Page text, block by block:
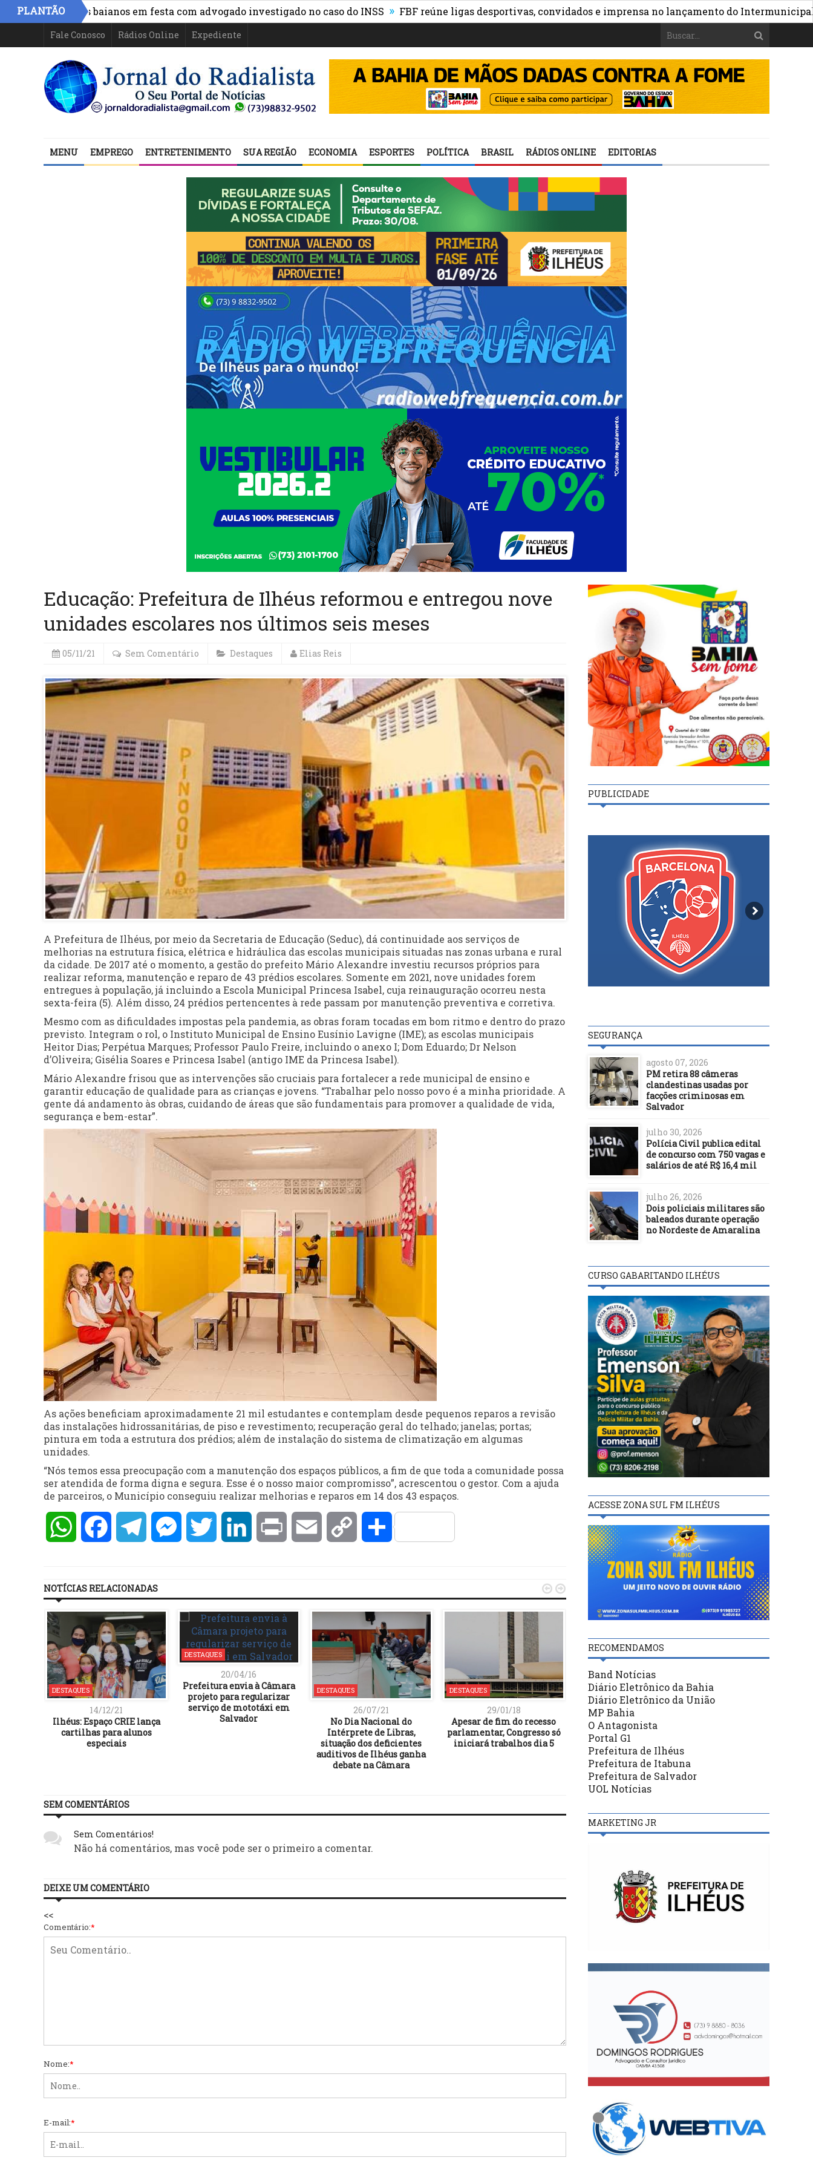
PLANTÃO
políticos baianos em festa com advogado investigado no caso do INSS » FBF reúne ligas desportivas, convidados e imprensa no lançamento do Intermunicipal 2026 »
Fale Conosco Rádios Online Expediente
MENU EMPREGO ENTRETENIMENTO SUA REGIÃO ECONOMIA ESPORTES POLÍTICA BRASIL RÁDIOS ONLINE EDITORIAS
Educação: Prefeitura de Ilhéus reformou e entregou nove
unidades escolares nos últimos seis meses
05/11/21 Sem Comentário Destaques Elias Reis
A Prefeitura de Ilhéus, por meio da Secretaria de Educação (Seduc), dá continuidade aos serviços de
melhorias na estrutura física, elétrica e hidráulica das escolas municipais situadas nas zonas urbana e rural
da cidade. De 2017 até o momento, a gestão do prefeito Mário Alexandre investiu recursos próprios para
realizar reforma, manutenção e reparo de 43 prédios escolares. Somente em 2021, nove unidades forem
entregues à população, já incluindo a Escola Municipal Princesa Isabel, cuja reinauguração ocorreu nesta
sexta-feira (5). Além disso, 24 prédios pertencentes à rede passam por manutenção preventiva e corretiva.
Mesmo com as dificuldades impostas pela pandemia, as obras foram tocadas em bom ritmo e dentro do prazo
previsto. Integram o rol, o Instituto Municipal de Ensino Eusínio Lavigne (IME); as escolas municipais
Heitor Dias; Perpétua Marques; Professor Paulo Freire, incluindo o anexo I; Dom Eduardo; Dr Nelson
d’Oliveira; Gisélia Soares e Princesa Isabel (antigo IME da Princesa Isabel).
Mário Alexandre frisou que as intervenções são cruciais para fortalecer a rede municipal de ensino e
garantir educação de qualidade para as crianças e jovens. “Trabalhar pelo nosso povo é a minha prioridade. A
gente dá andamento às obras, cuidando de áreas que são fundamentais para promover a qualidade de vida,
segurança e bem-estar”.
As ações beneficiam aproximadamente 21 mil estudantes e contemplam desde pequenos reparos a revisão
das instalações hidrossanitárias, de piso e revestimento; recuperação geral do telhado; janelas; portas;
pintura em toda a estrutura dos prédios; além de instalação do sistema de climatização em algumas
unidades.
“Nós temos essa preocupação com a manutenção dos espaços públicos, a fim de que toda a comunidade possa
ser atendida de forma digna e segura. Esse é o nosso maior compromisso”, acrescentou o gestor. Com a ajuda
de parceiros, o Município conseguiu realizar melhorias e reparos em 14 dos 43 espaços.
WhatsAppFacebookTelegramMessengerTwitter LinkedInPrint Email Copy Compartilhar
NOTÍCIAS RELACIONADAS
DESTAQUES
14/12/21
Ilhéus: Espaço CRIE lança
cartilhas para alunos
especiais
DESTAQUES
20/04/16
Prefeitura envia à Câmara
projeto para regularizar
serviço de mototáxi em
Salvador
DESTAQUES
26/07/21
No Dia Nacional do
Intérprete de Libras,
situação dos deficientes
auditivos de Ilhéus ganha
debate na Câmara
DESTAQUES
29/01/18
Apesar de fim do recesso
parlamentar, Congresso só
iniciará trabalhos dia 5
DESTAQUES
24/07/19
Inauguração do Assaí Ilhéus
confirmada para esta sexta-
feira (26)
 
SEM COMENTÁRIOS
Sem Comentários!
Não há comentários, mas você pode ser o primeiro a comentar.
DEIXE UM COMENTÁRIO
<<
Comentário:*
Nome:*
E-mail:*
PUBLICIDADE
SEGURANÇA
agosto 07, 2026
PM retira 88 câmeras
clandestinas usadas por
facções criminosas em
Salvador
julho 30, 2026
Polícia Civil publica edital
de concurso com 750 vagas e
salários de até R$ 16,4 mil
julho 26, 2026
Dois policiais militares são
baleados durante operação
no Nordeste de Amaralina
CURSO GABARITANDO ILHÉUS
ACESSE ZONA SUL FM ILHÉUS
RECOMENDAMOS
Band Notícias
Diário Eletrônico da Bahia
Diário Eletrônico da União
MP Bahia
O Antagonista
Portal G1
Prefeitura de Ilhéus
Prefeitura de Itabuna
Prefeitura de Salvador
UOL Notícias
MARKETING JR